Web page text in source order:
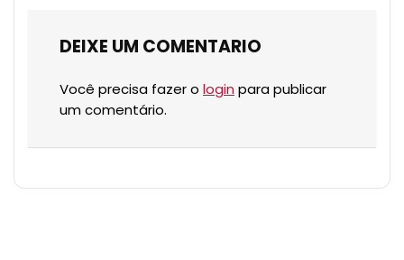
DEIXE UM COMENTARIO
Você precisa fazer o login para publicar
um comentário.